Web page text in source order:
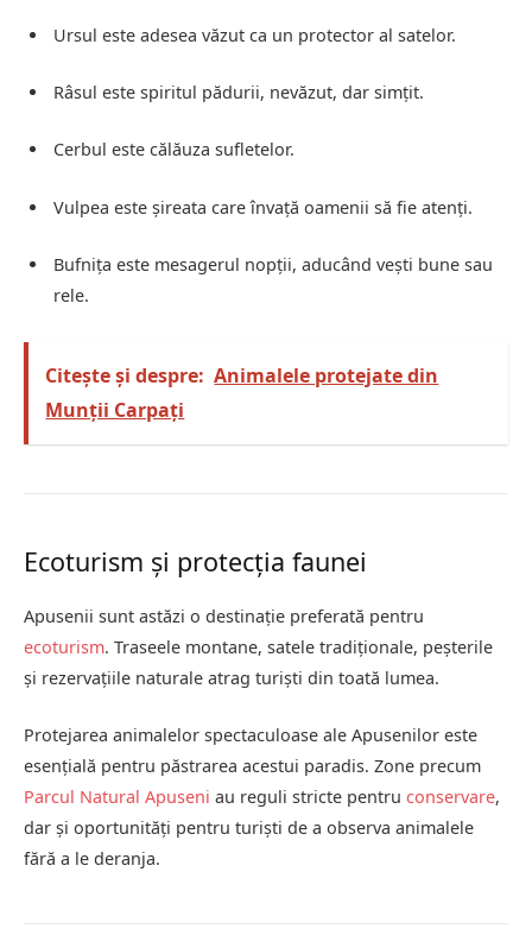
Ursul este adesea văzut ca un protector al satelor.
Râsul este spiritul pădurii, nevăzut, dar simțit.
Cerbul este călăuza sufletelor.
Vulpea este șireata care învață oamenii să fie atenți.
Bufnița este mesagerul nopții, aducând vești bune sau
rele.
Citește și despre: Animalele protejate din
Munții Carpați
Ecoturism și protecția faunei
Apusenii sunt astăzi o destinație preferată pentru
ecoturism. Traseele montane, satele tradiționale, peșterile
și rezervațiile naturale atrag turiști din toată lumea.
Protejarea animalelor spectaculoase ale Apusenilor este
esențială pentru păstrarea acestui paradis. Zone precum
Parcul Natural Apuseni au reguli stricte pentru conservare,
dar și oportunități pentru turiști de a observa animalele
fără a le deranja.